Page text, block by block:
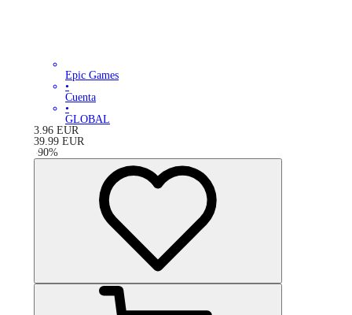
Epic Games
•
Cuenta
•
GLOBAL
3.96 EUR
39.99 EUR
-90%